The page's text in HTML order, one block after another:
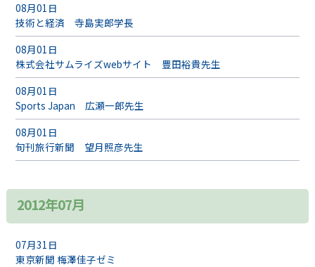
08月01日
技術と経済 寺島実郎学長
08月01日
株式会社サムライズwebサイト 豊田裕貴先生
08月01日
Sports Japan 広瀬一郎先生
08月01日
旬刊旅行新聞 望月照彦先生
2012年07月
07月31日
東京新聞 梅澤佳子ゼミ